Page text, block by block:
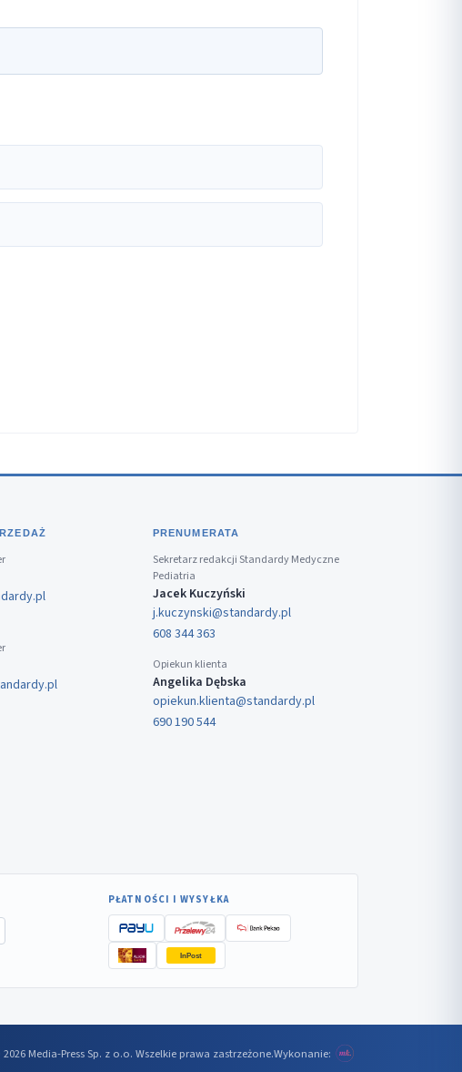
PRENUMERATA
Sekretarz redakcji Standardy Medyczne
Pediatria
Jacek Kuczyński
j.kuczynski@standardy.pl
608 344 363
Opiekun klienta
Angelika Dębska
opiekun.klienta@standardy.pl
690 190 544
PŁATNOŚCI I WYSYŁKA
InPost
Media-Press Sp. z o.o. Wszelkie prawa zastrzeżone.Wykonanie: